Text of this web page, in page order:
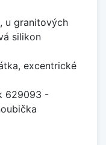
u granitových
silikon
excentrické
629093 -